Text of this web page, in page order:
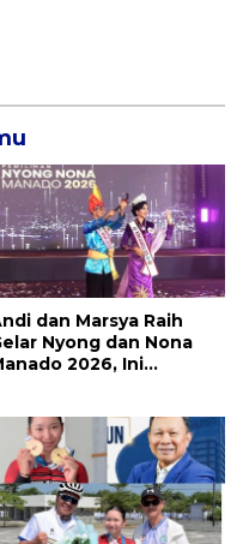
dan Marsya Raih
Nyong dan Nona
2026, Ini